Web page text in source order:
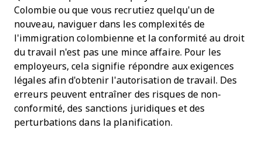
Colombie ou que vous recrutiez quelqu'un de
nouveau, naviguer dans les complexités de
l'immigration colombienne et la conformité au droit
du travail n'est pas une mince affaire. Pour les
employeurs, cela signifie répondre aux exigences
légales afin d'obtenir l'autorisation de travail. Des
erreurs peuvent entraîner des risques de non-
conformité, des sanctions juridiques et des
perturbations dans la planification.